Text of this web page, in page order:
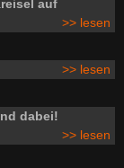
auf
>> lesen
>> lesen
dabei!
>> lesen